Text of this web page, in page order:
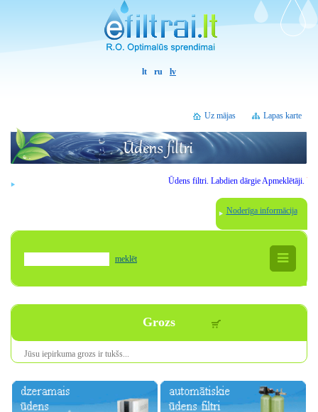
lt ru lv
Lapas karte
Uz mājas
Ūdens filtri. Labdien dārgieApmeklētāji.
Noderīga informācija
meklēt
Grozs
Jūsu iepirkuma grozs ir tukšs...